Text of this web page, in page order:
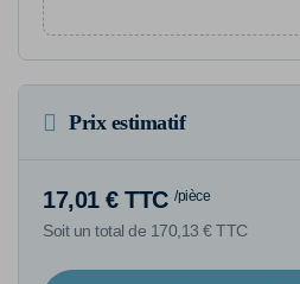
Prix estimatif
17,01 € TTC /pièce
Soit un total de 170,13 € TTC